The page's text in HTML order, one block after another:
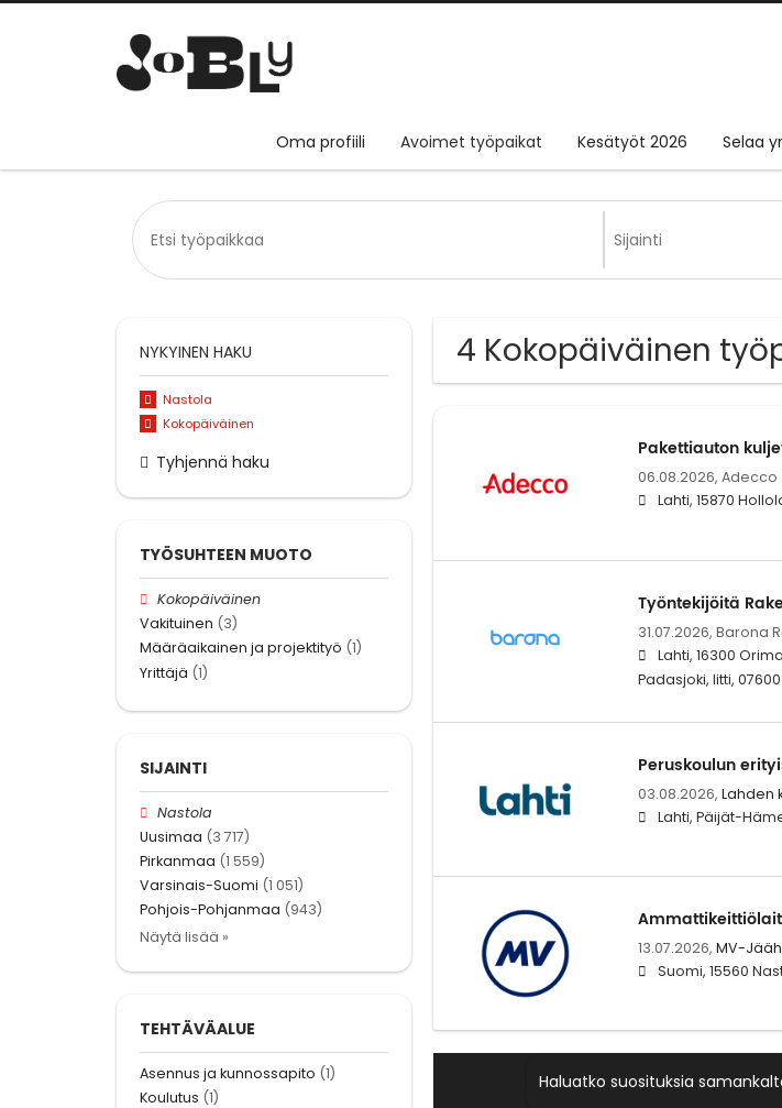
Oma profiili Avoimet työpaikat Kesätyöt 2026 Selaa
4 Kokopäiväinen
Pakettiauton
06.08.2026, Adecco
Lahti, 15870
Työntekijöitä
31.07.2026, Barona
Lahti, 16300
Padasjoki, Iitti,
Peruskoulun
03.08.2026, Lahden
Lahti, Päijät-
13.07.2026, MV-
Suomi, 15560
Haluatko suosituksia
NYKYINEN HAKU
Nastola
Kokopäiväinen
Tyhjennä haku
TYÖSUHTEEN MUOTO
Kokopäiväinen
Vakituinen (3)
Määräaikainen ja projektityö (1)
Yrittäjä (1)
SIJAINTI
Nastola
Uusimaa (3 717)
Pirkanmaa (1 559)
Varsinais-Suomi (1 051)
Pohjois-Pohjanmaa (943)
Näytä lisää »
TEHTÄVÄALUE
Asennus ja kunnossapito (1)
Koulutus (1)